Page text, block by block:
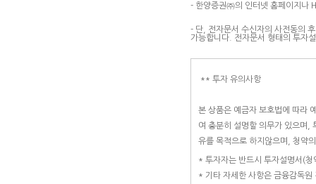
- 한양증권㈜의 인터넷 홈페이지나
- 단, 전자문서 수신자의 사전동의
가능합니다. 전자문서 형태의 투자
** 투자 유의사항
본 상품은 예금자 보호법에 따라
여 충분히 설명할 의무가 있으며,
유를 목적으로 하지않으며, 청약
* 투자자는 반드시 투자설명서(
* 기타 자세한 사항은 금융감독원